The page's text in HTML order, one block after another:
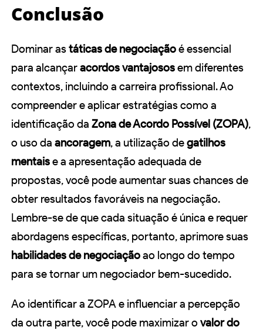
Conclusão
Dominar astáticas de negociaçãoé essencial
para alcançaracordos vantajososem diferentes
contextos, incluindo a carreira profissional. Ao
compreender e aplicar estratégias como a
identificação da Zona de Acordo Possível (ZOPA),
o uso da ancoragem, a utilização degatilhos
mentaise a apresentação adequada de
propostas, você pode aumentar suas chances de
obter resultados favoráveis na negociação.
Lembre-se de que cada situação é única e requer
abordagens específicas, portanto, aprimore suas
habilidades de negociaçãoao longo do tempo
para se tornar um negociador bem-sucedido.
Ao identificar a ZOPA e influenciar a percepção
da outra parte, você pode maximizar o valor do